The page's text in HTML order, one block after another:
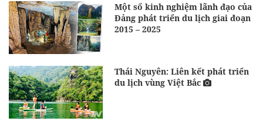
Một số kinh nghiệm lãnh đạo của
Đảng phát triển du lịch giai đoạn
2015 – 2025
Thái Nguyên: Liên kết phát triển
du lịch vùng Việt Bắc